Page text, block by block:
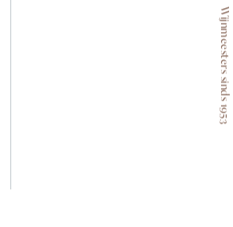
Wijnmeesters sinds 1953